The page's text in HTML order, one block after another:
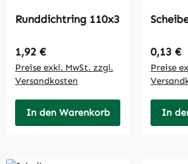
Runddichtring 110x3
Regulärer Preis:
1,92 €
Preise exkl. MwSt. zzgl.
Versandkosten
In den Warenkorb
0,13 €
Preise
In